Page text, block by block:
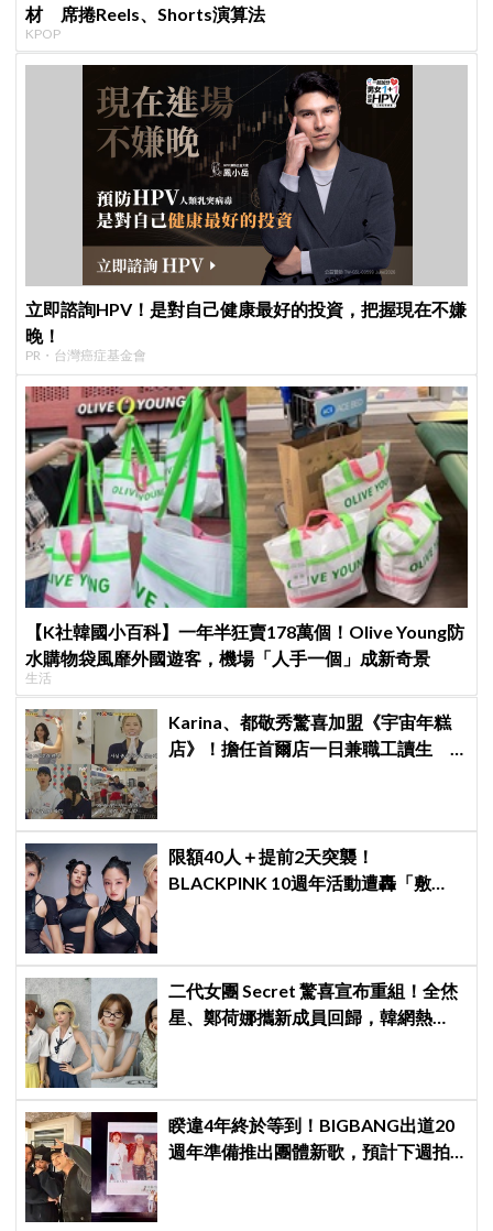
材 席捲Reels、Shorts演算法
KPOP
立即諮詢HPV！是對自己健康最好的投資，把握現在不嫌
晚！
PR・台灣癌症基金會
【K社韓國小百科】一年半狂賣178萬個！Olive Young防
水購物袋風靡外國遊客，機場「人手一個」成新奇景
生活
Karina、都敬秀驚喜加盟《宇宙年糕
店》！擔任首爾店一日兼職工讀生
限額40人＋提前2天突襲！
BLACKPINK 10週年活動遭轟「敷
二代女團 Secret 驚喜宣布重組！全烋
星、鄭荷娜攜新成員回歸，韓網熱
睽違4年終於等到！BIGBANG出道20
週年準備推出團體新歌，預計下週拍